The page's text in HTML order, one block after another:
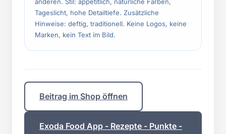
Tageslicht, hohe Detailtiefe. Zusätzliche
Hinweise: deftig, traditionell. Keine Logos, keine
Marken, kein Text im Bild.
Beitrag im Shop öffnen
Exoda Food App - Rezepte - Punkte -